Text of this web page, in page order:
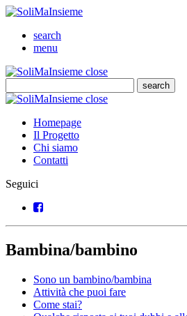
SoliMaInsieme
search
menu
SoliMaInsieme
closeClose
search
Cerca
SoliMaInsieme
closeClose
Homepage
Il Progetto
Chi siamo
Contatti
Seguici
Facebook
Bambina/bambino
Sono un bambino/bambina
Attività che puoi fare
Come stai?